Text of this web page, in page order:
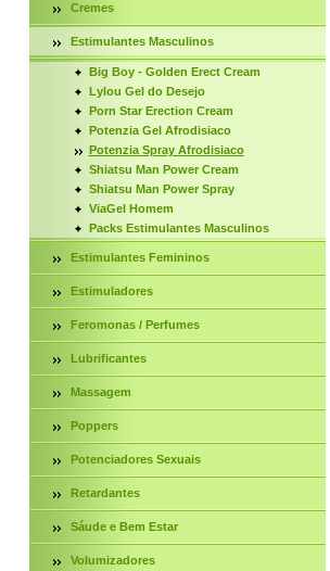
Cremes
Estimulantes Masculinos
Big Boy - Golden Erect Cream
Lylou Gel do Desejo
Porn Star Erection Cream
Potenzia Gel Afrodisiaco
Potenzia Spray Afrodisiaco
Shiatsu Man Power Cream
Shiatsu Man Power Spray
ViaGel Homem
Packs Estimulantes Masculinos
Estimulantes Femininos
Estimuladores
Feromonas / Perfumes
Lubrificantes
Massagem
Poppers
Potenciadores Sexuais
Retardantes
Sáude e Bem Estar
Volumizadores